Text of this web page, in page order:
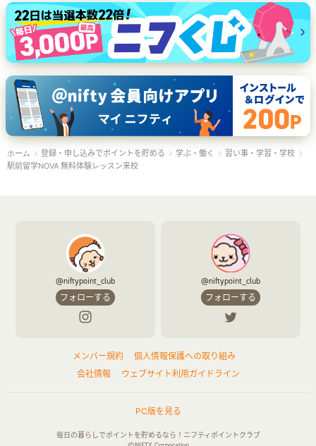
ホーム 登録・申し込みでポイントを貯める 学ぶ・働く
習い事・学習・学校
駅前留学NOVA 無料体験レッスン来校
@niftypoint_club
フォローする
@niftypoint_club
フォローする
メンバー規約
個人情報保護への取り組み
会社情報
ウェブサイト利用ガイドライン
PC版を見る
毎日の暮らしでポイントを貯めるなら！ニフティポイントクラブ